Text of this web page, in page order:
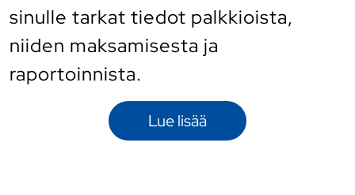
sinulle tarkat tiedot palkkioista,
niiden maksamisesta ja
raportoinnista.
Lue lisää